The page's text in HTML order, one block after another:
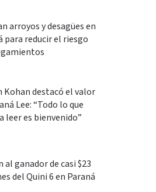
arroyos y desagües en
para reducir el riesgo
Kohan destacó el valor
Lee: “Todo lo que
leer es bienvenido”
al ganador de casi $23
del Quini 6 en Paraná